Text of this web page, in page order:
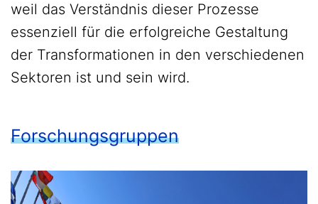
weil das Verständnis dieser Prozesse
essenziell für die erfolgreiche Gestaltung
der Transformationen in den verschiedenen
Sektoren ist und sein wird.
Forschungsgruppen